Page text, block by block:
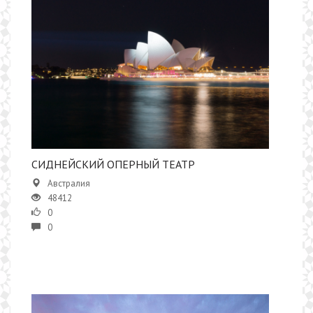
СИДНЕЙСКИЙ ОПЕРНЫЙ ТЕАТР
Австралия
48412
0
0